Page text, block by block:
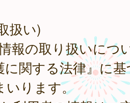
扱い)
報の取り扱いにつ
に関する法律』に
いります。